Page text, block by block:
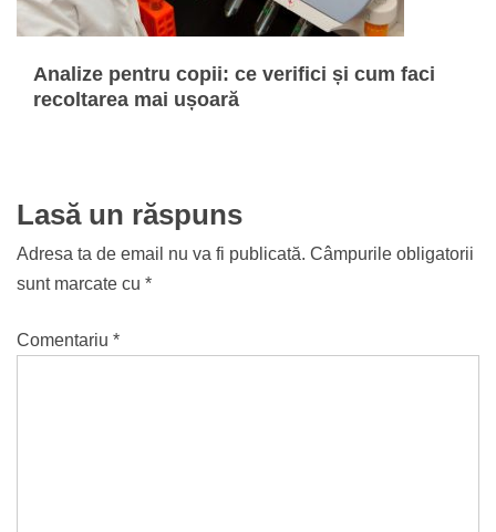
Analize pentru copii: ce verifici și cum faci
recoltarea mai ușoară
Lasă un răspuns
Adresa ta de email nu va fi publicată. Câmpurile obligatorii
sunt marcate cu *
Comentariu *